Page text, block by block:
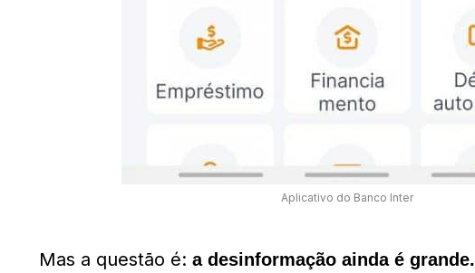
Aplicativo do Banco Inter
Mas a questão é: a desinformação ainda é grande.